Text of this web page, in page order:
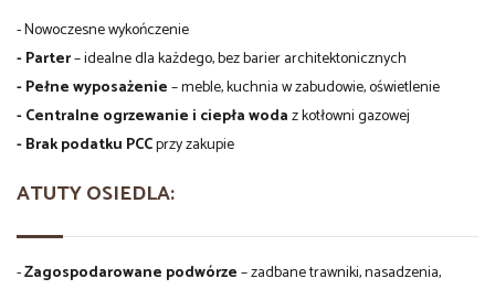
- Nowoczesne wykończenie
- Parter– idealne dla każdego, bez barier architektonicznych
- Pełne wyposażenie– meble, kuchnia w zabudowie, oświetlenie
- Centralne ogrzewanie i ciepła wodaz kotłowni gazowej
- Brak podatku PCCprzy zakupie
ATUTY OSIEDLA:
-Zagospodarowane podwórze– zadbane trawniki, nasadzenia,